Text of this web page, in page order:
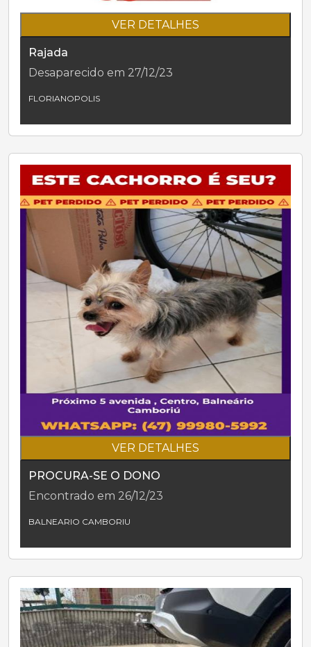
VER DETALHES
Rajada
Desaparecido em 27/12/23
FLORIANOPOLIS
VER DETALHES
PROCURA-SE O DONO
Encontrado em 26/12/23
BALNEARIO CAMBORIU